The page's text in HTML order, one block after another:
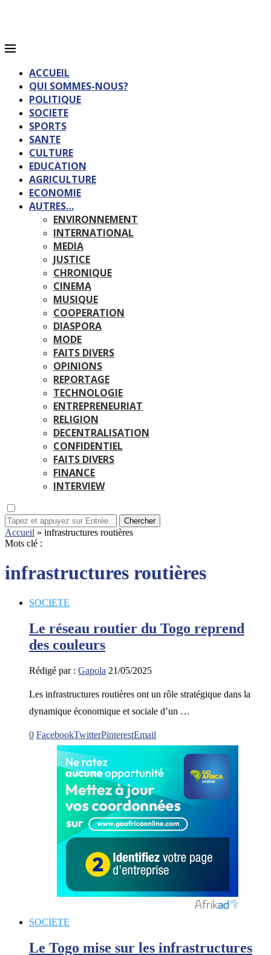
ACCUEIL
QUI SOMMES-NOUS?
POLITIQUE
SOCIETE
SPORTS
SANTE
CULTURE
EDUCATION
AGRICULTURE
ECONOMIE
AUTRES…
ENVIRONNEMENT
INTERNATIONAL
MEDIA
JUSTICE
CHRONIQUE
CINEMA
MUSIQUE
COOPERATION
DIASPORA
MODE
FAITS DIVERS
OPINIONS
REPORTAGE
TECHNOLOGIE
ENTREPRENEURIAT
RELIGION
DECENTRALISATION
CONFIDENTIEL
FAITS DIVERS
FINANCE
INTERVIEW
Chercher
Accueil » infrastructures routières
Mots clé :
infrastructures routières
SOCIETE
Le réseau routier du Togo reprend
des couleurs
Rédigé par : Gapola 21/05/2025
Les infrastructures routières ont un rôle stratégique dans la
dynamique économique et sociale d’un …
0 FacebookTwitterPinterestEmail
SOCIETE
Le Togo mise sur les infrastructures